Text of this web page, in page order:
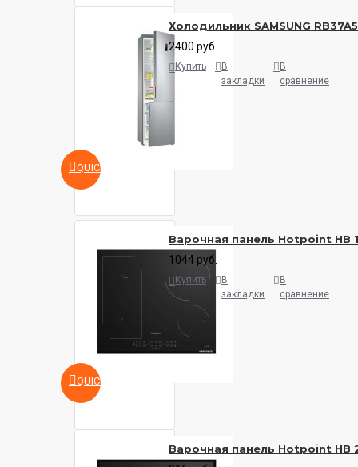
QUICKVIEW
Холодильник SAMSUNG
2400 руб.
Купить
В
закладки
В
сравнение
QUICKVIEW
Варочная панель Hotpoint HB
1044 руб.
Купить
В
закладки
В
сравнение
Варочная панель Hotpoint HB